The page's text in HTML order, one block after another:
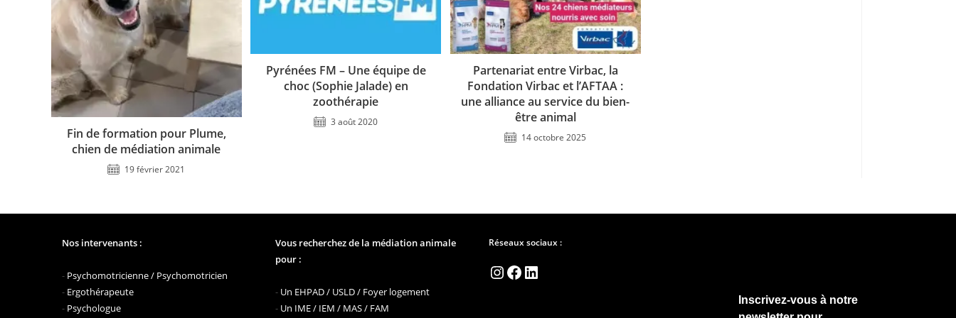
Fin de formation pour Plume,
chien de médiation animale
19 février 2021
Pyrénées FM – Une équipe de
choc (Sophie Jalade) en
zoothérapie
3 août 2020
Partenariat entre Virbac, la
Fondation Virbac et l’AFTAA :
une alliance au service du bien-
être animal
14 octobre 2025
Nos intervenants :
- Psychomotricienne / Psychomotricien
- Ergothérapeute
- Psychologue
Vous recherchez de la médiation animale
pour :
- Un EHPAD / USLD / Foyer logement
- Un IME / IEM / MAS / FAM
Réseaux sociaux :
Instagram
Facebook
LinkedIn